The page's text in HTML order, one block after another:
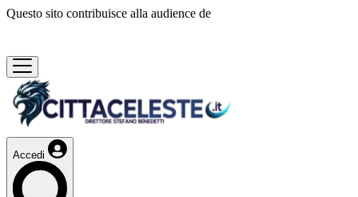
Questo sito contribuisce alla audience de
Accedi